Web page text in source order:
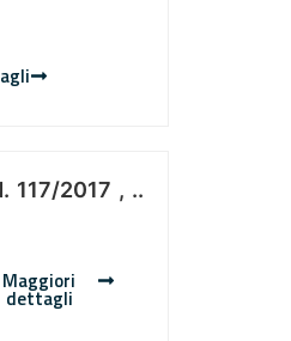
117/2017 , ..
Maggiori
dettagli